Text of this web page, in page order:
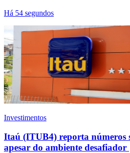
Há 54 segundos
Investimentos
Itaú (ITUB4) reporta números
apesar do ambiente desafiador